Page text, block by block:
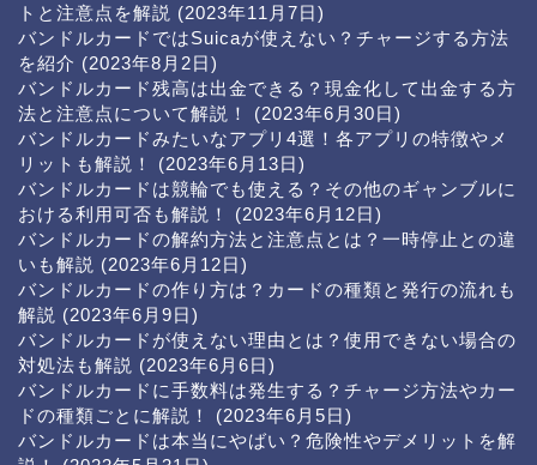
トと注意点を解説 (2023年11月7日)
バンドルカードではSuicaが使えない？チャージする方法
を紹介 (2023年8月2日)
バンドルカード残高は出金できる？現金化して出金する方
法と注意点について解説！
(2023年6月30日)
バンドルカードみたいなアプリ4選！各アプリの特徴やメ
リットも解説！
(2023年6月13日)
バンドルカードは競輪でも使える？その他のギャンブルに
おける利用可否も解説！
(2023年6月12日)
バンドルカードの解約方法と注意点とは？一時停止との違
いも解説 (2023年6月12日)
バンドルカードの作り方は？カードの種類と発行の流れも
解説 (2023年6月9日)
バンドルカードが使えない理由とは？使用できない場合の
対処法も解説 (2023年6月6日)
バンドルカードに手数料は発生する？チャージ方法やカー
ドの種類ごとに解説！
(2023年6月5日)
バンドルカードは本当にやばい？危険性やデメリットを解